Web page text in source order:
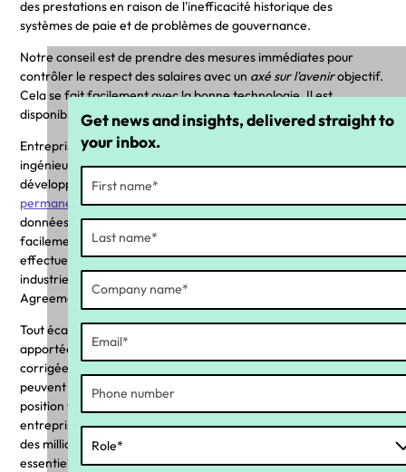
des prestations en raison de l'inefficacité historique des
systèmes de paie et de problèmes de gouvernance.
Notre conseil est de prendre des mesures immédiates pour
contrôler le respect des salaires avec un axé sur l'avenirobjectif.
Cela se fait facilement avec la bonne technologie. Il est
disponible dès maintenant et est peu coûteux.
Entreprise de technologie réglementaire
ingénieurs informatiques et informatiques intelligents ont
développé une plateforme connue sous le nom de »
permanente» (AOC). L'AOC se connecte simplement aux
données relatives aux heures, aux présences et à la paie et est
facilement configurée (sur la base des instructions légales) pour
effectuer un examen mensuel de la conformité aux instruments
industriels (par exemple, Modern Awards, Enterprise
Agreements).
Tout écart peut être rapidement corrigé et les améliorations
apportées aux systèmes de paie peuvent être identifiées et
corrigées. Les grandes entreprises et les parties prenantes
peuvent rapidement être beaucoup plus à l'aise quant à leur
position future en matière de conformité salariale. Certaines
entreprises utilisent même cette technologie au lieu d'investir
des millions dans un nouveau logiciel de paie, qui utilise
essentiellement un système de paie double indépendant et peu
Get news and insights, delivered straight to
your inbox.